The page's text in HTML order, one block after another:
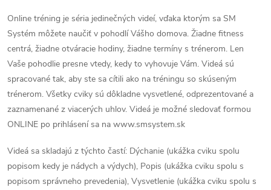
Online tréning je séria jedinečných videí, vďaka ktorým sa SM
Systém môžete naučiť v pohodlí Vášho domova. Žiadne fitness
centrá, žiadne otváracie hodiny, žiadne termíny s trénerom. Len
Vaše pohodlie presne vtedy, kedy to vyhovuje Vám. Videá sú
spracované tak, aby ste sa cítili ako na tréningu so skúseným
trénerom. Všetky cviky sú dôkladne vysvetlené, odprezentované a
zaznamenané z viacerých uhlov. Videá je možné sledovať formou
ONLINE po prihlásení sa na www.smsystem.sk
Videá sa skladajú z týchto častí: Dýchanie (ukážka cviku spolu
popisom kedy je nádych a výdych), Popis (ukážka cviku spolu s
popisom správneho prevedenia), Vysvetlenie (ukážka cviku spolu s